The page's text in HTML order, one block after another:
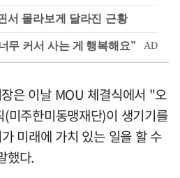
서 몰라보게 달라진 근황
은 이날 MOU 체결식에서 "오
미주한미동맹재단)이 생기기를
미래에 가치 있는 일을 할 수
했다.